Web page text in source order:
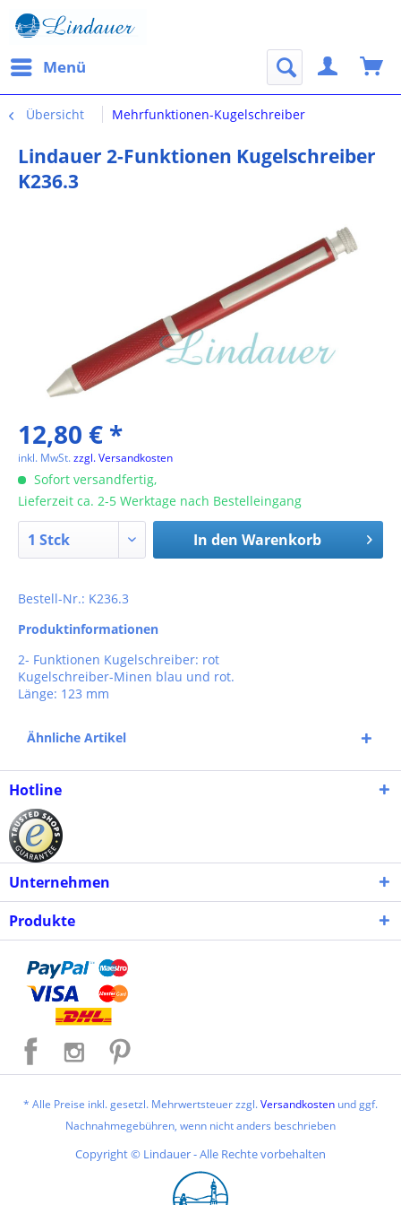
Menü
Übersicht Mehrfunktionen-Kugelschreiber
Lindauer 2-Funktionen Kugelschreiber
K236.3
12,80 € *
inkl. MwSt.zzgl. Versandkosten
Sofort versandfertig,
Lieferzeit ca. 2-5 Werktage nach Bestelleingang
In den Warenkorb
Bestell-Nr.: K236.3
Produktinformationen
2- Funktionen Kugelschreiber: rot
Kugelschreiber-Minen blau und rot.
Länge: 123 mm
Ähnliche Artikel
Hotline
Unternehmen
Produkte
* Alle Preise inkl. gesetzl. Mehrwertsteuer zzgl.Versandkosten und ggf.
Nachnahmegebühren, wenn nicht anders beschrieben
Copyright © Lindauer - Alle Rechte vorbehalten